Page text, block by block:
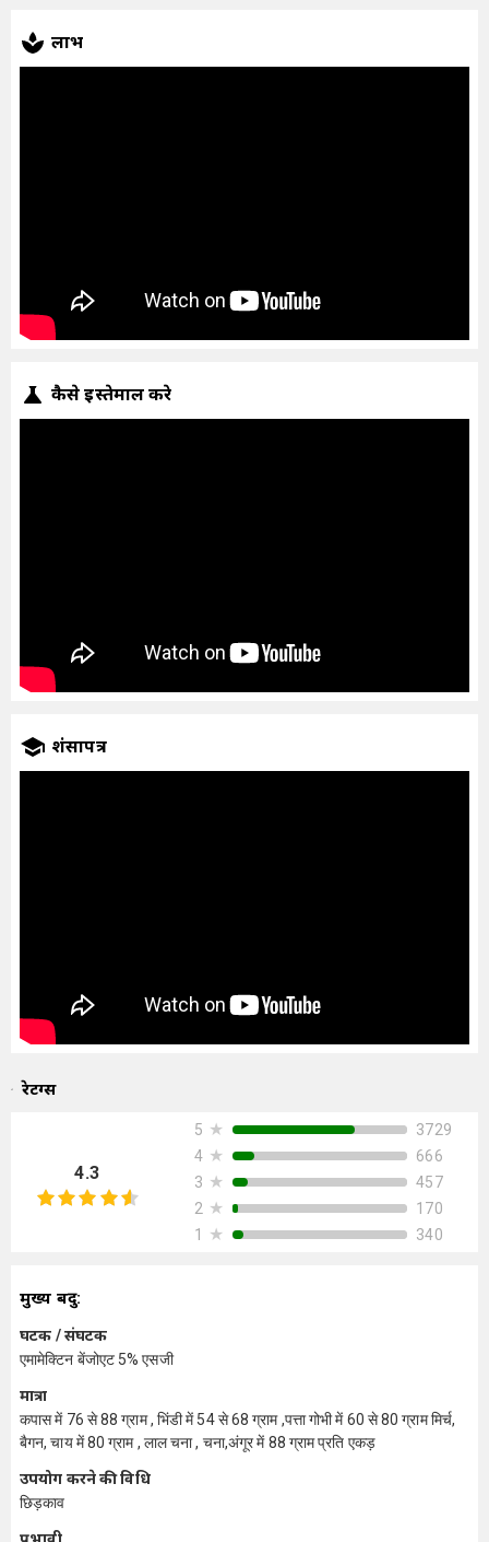
लाभ
कैसे इस्तेमाल करे
प्रशंसापत्र
रेटिंग्स
4.3
5 ★
3729
4 ★
666
3 ★
457
2 ★
170
1
★ 340
मुख्य बिंदु:
घटक / संघटक
एमामेक्टिन बेंजोएट 5% एसजी
मात्रा
कपास में 76 से 88 ग्राम , भिंडी में 54 से 68 ग्राम ,पत्ता गोभी में 60 से 80 ग्राम मिर्च,
बैगन, चाय में 80 ग्राम , लाल चना , चना,अंगूर में 88 ग्राम प्रति एकड़
उपयोग करने की विधि
छिड़काव